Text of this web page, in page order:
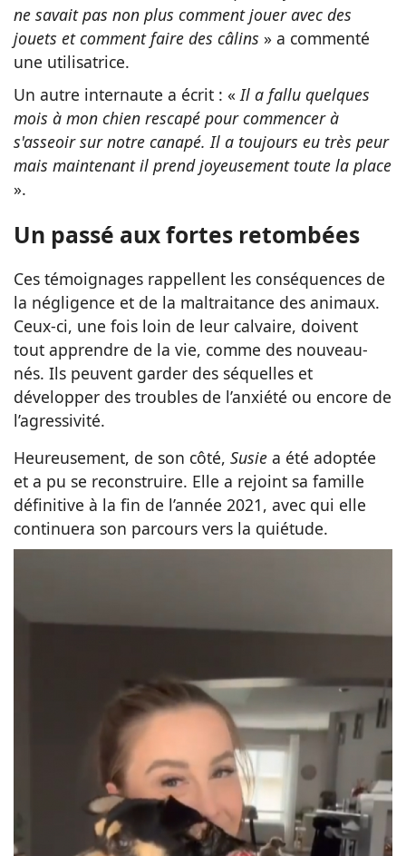
ne savait pas non plus comment jouer avec des
jouets et comment faire des câlins » a commenté
une utilisatrice.
Un autre internaute a écrit : « Il a fallu quelques
mois à mon chien rescapé pour commencer à
s'asseoir sur notre canapé. Il a toujours eu très peur
mais maintenant il prend joyeusement toute la place
».
Un passé aux fortes retombées
Ces témoignages rappellent les conséquences de
la négligence et de la maltraitance des animaux.
Ceux-ci, une fois loin de leur calvaire, doivent
tout apprendre de la vie, comme des nouveau-
nés. Ils peuvent garder des séquelles et
développer des troubles de l’anxiété ou encore de
l’agressivité.
Heureusement, de son côté, Susie a été adoptée
et a pu se reconstruire. Elle a rejoint sa famille
définitive à la fin de l’année 2021, avec qui elle
continuera son parcours vers la quiétude.